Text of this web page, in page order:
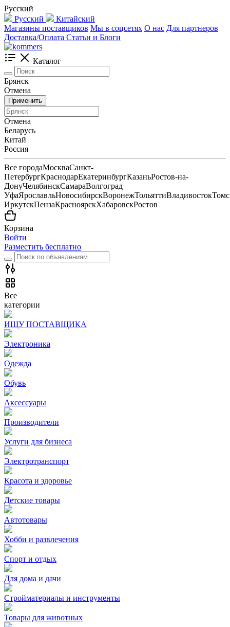
Русский
Русский
Китайский
Магазины поставщиков Мы в соцсетях О нас Для партнеров
Доставка/Оплата Статьи и Блоги
Каталог
Брянск
Отмена
Применить
Отмена
Беларусь
Китай
Россия
Все городаМоскваСанкт-
ПетербургКраснодарЕкатеринбургКазаньРостов-на-
ДонуЧелябинскСамараВолгоград
УфаЯрославльНовосибирскВоронежТольяттиВладивосток
ИркутскПензаКрасноярскХабаровскРостов
Корзина
Войти
Разместить бесплатно
Все
категории
ИЩУ ПОСТАВЩИКА
Электроника
Одежда
Обувь
Аксессуары
Производители
Услуги для бизнеса
Электротранспорт
Красота и здоровье
Детские товары
Автотовары
Хобби и развлечения
Спорт и отдых
Для дома и дачи
Стройматериалы и инструменты
Товары для животных